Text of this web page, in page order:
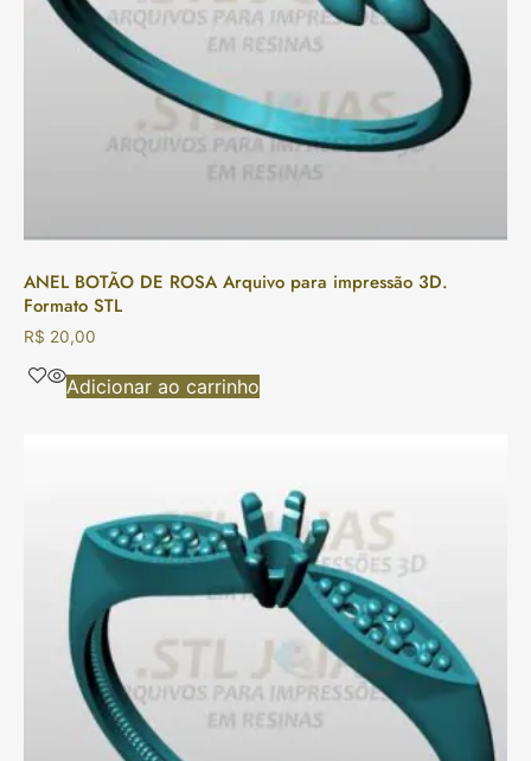
ANEL BOTÃO DE ROSA Arquivo para impressão 3D.
Formato STL
R$ 20,00
Adicionar ao carrinho